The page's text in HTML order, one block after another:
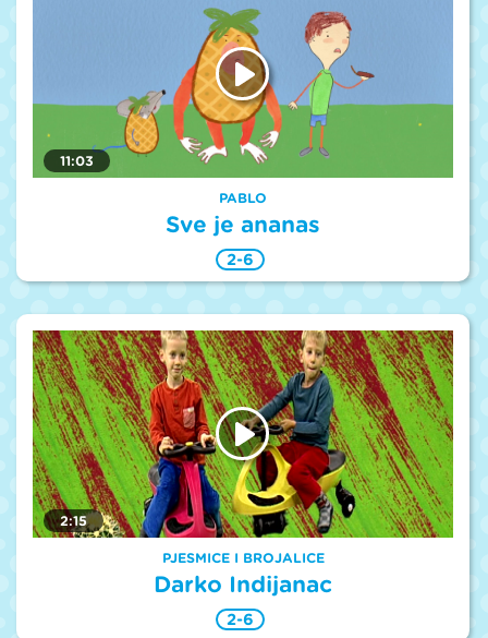
11:03
PABLO
Sve je ananas
2-6
2:15
PJESMICE I BROJALICE
Darko Indijanac
2-6